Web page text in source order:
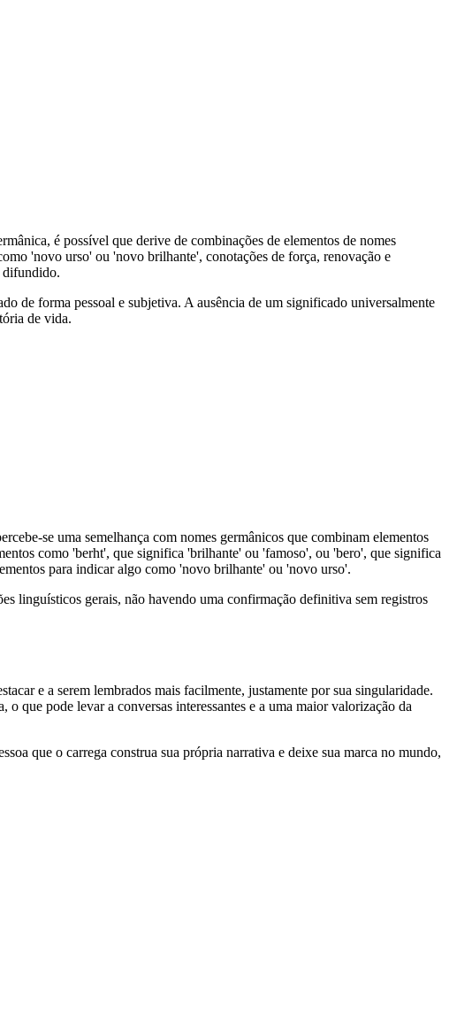
é possível que derive de combinações de elementos de nomes
'novo urso' ou 'novo brilhante', conotações de força, renovação e
difundido.
de forma pessoal e subjetiva. A ausência de um significado universalmente
de vida.
se uma semelhança com nomes germânicos que combinam elementos
como 'berht', que significa 'brilhante' ou 'famoso', ou 'bero', que significa
para indicar algo como 'novo brilhante' ou 'novo urso'.
linguísticos gerais, não havendo uma confirmação definitiva sem registros
e a serem lembrados mais facilmente, justamente por sua singularidade.
que pode levar a conversas interessantes e a uma maior valorização da
que o carrega construa sua própria narrativa e deixe sua marca no mundo,